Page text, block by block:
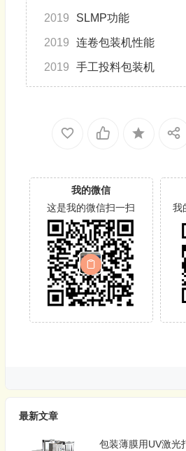
2019 SLMP功能
2019 连卷包装机性能
2019 手工投料包装机
我的微信
这是我的微信扫一扫
我
最新文章
包装薄膜用UV激光